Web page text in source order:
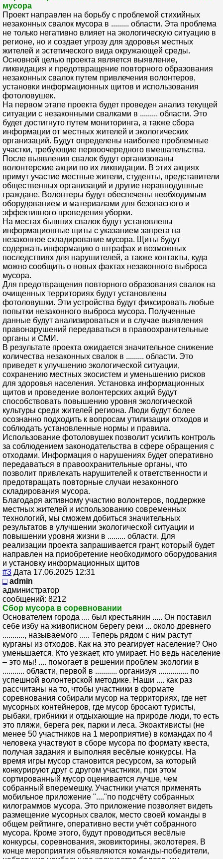
мусора
Проект направлен на борьбу с проблемой стихийных
незаконных свалок мусора в ......... области. Эта проблема
не только негативно влияет на экологическую ситуацию в
регионе, но и создает угрозу для здоровья местных
жителей и эстетического вида окружающей среды.
Основной целью проекта является выявление,
ликвидация и предотвращение повторного образования
незаконных свалок путем привлечения волонтеров,
установки информационных щитов и использования
фотоловушек.
На первом этапе проекта будет проведен анализ текущей
ситуации с незаконными свалками в ......... области. Это
будет достигнуто путем мониторинга, а также сбора
информации от местных жителей и экологических
организаций. Будут определены наиболее проблемные
участки, требующие первоочередного вмешательства.
После выявления свалок будут организованы
волонтерские акции по их ликвидации. В этих акциях
примут участие местные жители, студенты, представители
общественных организаций и другие неравнодушные
граждане. Волонтеры будут обеспечены необходимым
оборудованием и материалами для безопасного и
эффективного проведения уборки.
На местах бывших свалок будут установлены
информационные щиты с указанием запрета на
незаконное складирование мусора. Щиты будут
содержать информацию о штрафах и возможных
последствиях для нарушителей, а также контакты, куда
можно сообщить о новых фактах незаконного выброса
мусора.
Для предотвращения повторного образования свалок на
очищенных территориях будут установлены
фотоловушки. Эти устройства будут фиксировать любые
попытки незаконного выброса мусора. Полученные
данные будут анализироваться и в случае выявления
правонарушений передаваться в правоохранительные
органы и СМИ.
В результате проекта ожидается значительное снижение
количества незаконных свалок в ......... области. Это
приведет к улучшению экологической ситуации,
сохранению местных экосистем и уменьшению рисков
для здоровья населения. Установка информационных
щитов и проведение волонтерских акций будут
способствовать повышению уровня экологической
культуры среди жителей региона. Люди будут более
осознанно подходить к вопросам утилизации отходов и
соблюдать установленные нормы и правила.
Использование фотоловушек позволит усилить контроль
за соблюдением законодательства в сфере обращения с
отходами. Информация о нарушениях будет оперативно
передаваться в правоохранительные органы, что
позволит привлекать нарушителей к ответственности и
предотвращать повторные случаи незаконного
складирования мусора.
Благодаря активному участию волонтеров, поддержке
местных жителей и использованию современных
технологий, мы сможем добиться значительных
результатов в улучшении экологической ситуации и
повышении уровня жизни в ......... области. Для
реализации проекта запрашивается грант, который будет
направлен на приобретение необходимого оборудования
и установку информационных щитов
#3 Дата 17.06.2025 12:31
□ admin
администратор
сообщений: 8212
Сбор мусора в соревновании
Основателем города .... был крестьянин ..... Он поставил
себе избу на живописном берегу реки ... около древнего
..........., называемого ..... Теперь рядом с ним растут
курганы из отходов. Как на это реагирует население? Оно
уменьшается. Кто уезжает, кто умирает. Но ведь население
– это мы! .... помогает в решении проблем экологии в
........... области, первой в ........... организуя ............... по
успешной волонтерской методике. Наши .... как раз
рассчитаны на то, чтобы участники в формате
соревнования собирали мусор на территориях, где нет
мусорных контейнеров, где мусор бросают туристы,
рыбаки, грибники и отдыхающие на природе люди, то есть
это пляжи, берега рек, парки и леса. Экоактивисты (не
менее 50 участников на 1 мероприятие) в командах по 4
человека участвуют в сборе мусора по формату квеста,
получая задания и выполняя весёлые конкурсы. На
время игры мусор становится ресурсом, за который
конкурируют друг с другом участники, при этом
сортированный мусор оценивается лучше, чем
собранный вперемешку. Участники учатся применять
мобильное приложение "...."по подсчёту собранных
килограммов мусора. Это приложение позволяет видеть
размещение мусорных свалок, место своей команды в
общем рейтинге, оперативно вести учёт собранного
мусора. Кроме этого, будут проводиться весёлые
конкурсы, соревнования, эковикторины, эколотерея. В
конце мероприятия объявляются команды-победители,